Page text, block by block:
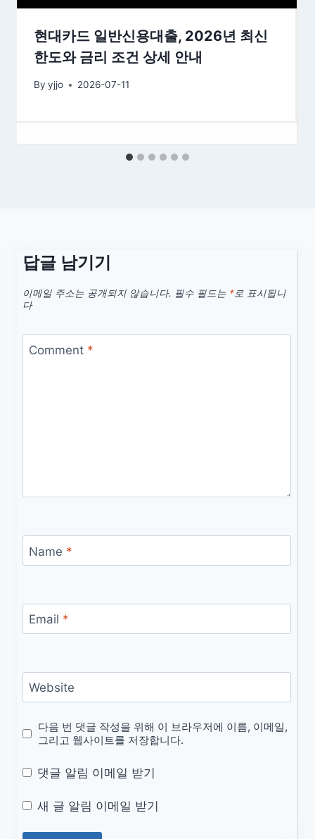
현대카드 일반신용대출, 2026년 최신
한도와 금리 조건 상세 안내
By yjjo 2026-07-11
답글 남기기
이메일 주소는 공개되지 않습니다. 필수 필드는 *로 표시됩니
다
Comment *
Name *
Email *
Website
다음 번 댓글 작성을 위해 이 브라우저에 이름, 이메일,
그리고 웹사이트를 저장합니다.
댓글 알림 이메일 받기
새 글 알림 이메일 받기